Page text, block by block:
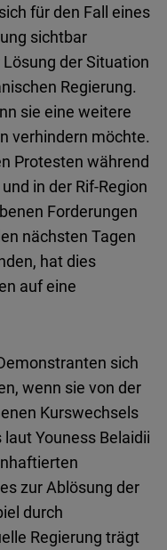
für den Fall eines
sichtbar
der Situation
Regierung.
sie eine weitere
verhindern möchte.
Protesten während
in der Rif-Region
Forderungen
nächsten Tagen
hat dies
auf eine
sich
wenn sie von der
Kurswechsels
Youness Belaidii
zur Ablösung der
durch
Regierung trägt